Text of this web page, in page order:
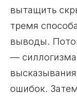
вытащить
тремя
выводы.
—
ошибок.